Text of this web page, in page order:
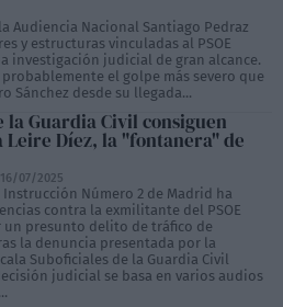
Audiencia Nacional Santiago Pedraz
y estructuras vinculadas al PSOE
investigación judicial de gran alcance.
el golpe más severo que
Sánchez desde su llegada...
la Guardia Civil consiguen
Leire Díez, la "fontanera" de
16/07/2025
Instrucción Número 2 de Madrid ha
contra la exmilitante del PSOE
un presunto delito de tráfico de
la denuncia presentada por la
Suboficiales de la Guardia Civil
decisión judicial se basa en varios audios